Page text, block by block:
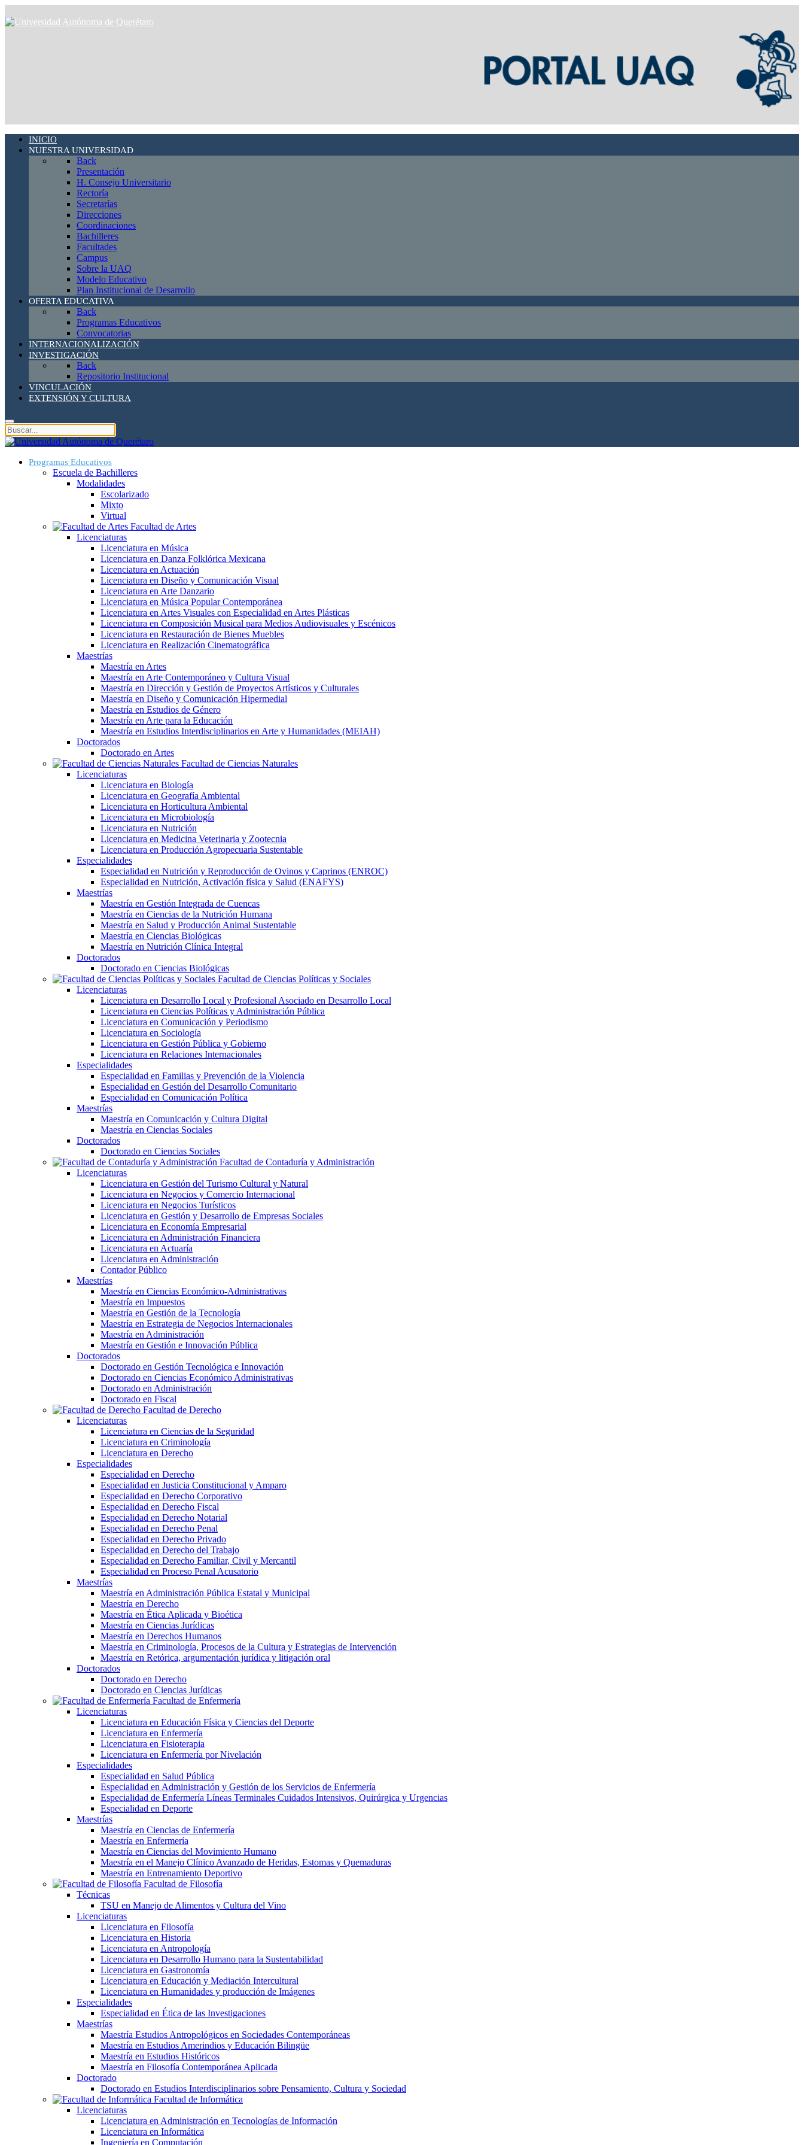
INICIO
NUESTRA UNIVERSIDAD
Back
Presentación
H. Consejo Universitario
Rectoría
Secretarías
Direcciones
Coordinaciones
Bachilleres
Facultades
Campus
Sobre la UAQ
Modelo Educativo
Plan Institucional de Desarrollo
OFERTA EDUCATIVA
Back
Programas Educativos
Convocatorias
INTERNACIONALIZACIÓN
INVESTIGACIÓN
Back
Repositorio Institucional
VINCULACIÓN
EXTENSIÓN Y CULTURA
Programas Educativos
Escuela de Bachilleres
Modalidades
Escolarizado
Mixto
Virtual
Facultad de Artes
Licenciaturas
Licenciatura en Música
Licenciatura en Danza Folklórica Mexicana
Licenciatura en Actuación
Licenciatura en Diseño y Comunicación Visual
Licenciatura en Arte Danzario
Licenciatura en Música Popular Contemporánea
Licenciatura en Artes Visuales con Especialidad en Artes Plásticas
Licenciatura en Composición Musical para Medios Audiovisuales y Escénicos
Licenciatura en Restauración de Bienes Muebles
Licenciatura en Realización Cinematográfica
Maestrías
Maestría en Artes
Maestría en Arte Contemporáneo y Cultura Visual
Maestría en Dirección y Gestión de Proyectos Artísticos y Culturales
Maestría en Diseño y Comunicación Hipermedial
Maestría en Estudios de Género
Maestría en Arte para la Educación
Maestría en Estudios Interdisciplinarios en Arte y Humanidades (MEIAH)
Doctorados
Doctorado en Artes
Facultad de Ciencias Naturales
Licenciaturas
Licenciatura en Biología
Licenciatura en Geografía Ambiental
Licenciatura en Horticultura Ambiental
Licenciatura en Microbiología
Licenciatura en Nutrición
Licenciatura en Medicina Veterinaria y Zootecnia
Licenciatura en Producción Agropecuaria Sustentable
Especialidades
Especialidad en Nutrición y Reproducción de Ovinos y Caprinos (ENROC)
Especialidad en Nutrición, Activación física y Salud (ENAFYS)
Maestrías
Maestría en Gestión Integrada de Cuencas
Maestría en Ciencias de la Nutrición Humana
Maestría en Salud y Producción Animal Sustentable
Maestría en Ciencias Biológicas
Maestría en Nutrición Clínica Integral
Doctorados
Doctorado en Ciencias Biológicas
Facultad de Ciencias Políticas y Sociales
Licenciaturas
Licenciatura en Desarrollo Local y Profesional Asociado en Desarrollo Local
Licenciatura en Ciencias Políticas y Administración Pública
Licenciatura en Comunicación y Periodismo
Licenciatura en Sociología
Licenciatura en Gestión Pública y Gobierno
Licenciatura en Relaciones Internacionales
Especialidades
Especialidad en Familias y Prevención de la Violencia
Especialidad en Gestión del Desarrollo Comunitario
Especialidad en Comunicación Política
Maestrías
Maestría en Comunicación y Cultura Digital
Maestría en Ciencias Sociales
Doctorados
Doctorado en Ciencias Sociales
Facultad de Contaduría y Administración
Licenciaturas
Licenciatura en Gestión del Turismo Cultural y Natural
Licenciatura en Negocios y Comercio Internacional
Licenciatura en Negocios Turísticos
Licenciatura en Gestión y Desarrollo de Empresas Sociales
Licenciatura en Economía Empresarial
Licenciatura en Administración Financiera
Licenciatura en Actuaría
Licenciatura en Administración
Contador Público
Maestrías
Maestría en Ciencias Económico-Administrativas
Maestría en Impuestos
Maestría en Gestión de la Tecnología
Maestría en Estrategia de Negocios Internacionales
Maestría en Administración
Maestría en Gestión e Innovación Pública
Doctorados
Doctorado en Gestión Tecnológica e Innovación
Doctorado en Ciencias Económico Administrativas
Doctorado en Administración
Doctorado en Fiscal
Facultad de Derecho
Licenciaturas
Licenciatura en Ciencias de la Seguridad
Licenciatura en Criminología
Licenciatura en Derecho
Especialidades
Especialidad en Derecho
Especialidad en Justicia Constitucional y Amparo
Especialidad en Derecho Corporativo
Especialidad en Derecho Fiscal
Especialidad en Derecho Notarial
Especialidad en Derecho Penal
Especialidad en Derecho Privado
Especialidad en Derecho del Trabajo
Especialidad en Derecho Familiar, Civil y Mercantil
Especialidad en Proceso Penal Acusatorio
Maestrías
Maestría en Administración Pública Estatal y Municipal
Maestría en Derecho
Maestría en Ética Aplicada y Bioética
Maestría en Ciencias Jurídicas
Maestría en Derechos Humanos
Maestría en Criminología, Procesos de la Cultura y Estrategias de Intervención
Maestría en Retórica, argumentación jurídica y litigación oral
Doctorados
Doctorado en Derecho
Doctorado en Ciencias Jurídicas
Facultad de Enfermería
Licenciaturas
Licenciatura en Educación Física y Ciencias del Deporte
Licenciatura en Enfermería
Licenciatura en Fisioterapia
Licenciatura en Enfermería por Nivelación
Especialidades
Especialidad en Salud Pública
Especialidad en Administración y Gestión de los Servicios de Enfermería
Especialidad de Enfermería Líneas Terminales Cuidados Intensivos, Quirúrgica y Urgencias
Especialidad en Deporte
Maestrías
Maestría en Ciencias de Enfermería
Maestría en Enfermería
Maestría en Ciencias del Movimiento Humano
Maestría en el Manejo Clínico Avanzado de Heridas, Estomas y Quemaduras
Maestría en Entrenamiento Deportivo
Facultad de Filosofía
Técnicas
TSU en Manejo de Alimentos y Cultura del Vino
Licenciaturas
Licenciatura en Filosofía
Licenciatura en Historia
Licenciatura en Antropología
Licenciatura en Desarrollo Humano para la Sustentabilidad
Licenciatura en Gastronomía
Licenciatura en Educación y Mediación Intercultural
Licenciatura en Humanidades y producción de Imágenes
Especialidades
Especialidad en Ética de las Investigaciones
Maestrías
Maestría Estudios Antropológicos en Sociedades Contemporáneas
Maestría en Estudios Amerindios y Educación Bilingüe
Maestría en Estudios Históricos
Maestría en Filosofía Contemporánea Aplicada
Doctorado
Doctorado en Estudios Interdisciplinarios sobre Pensamiento, Cultura y Sociedad
Facultad de Informática
Licenciaturas
Licenciatura en Administración en Tecnologías de Información
Licenciatura en Informática
Ingeniería en Computación